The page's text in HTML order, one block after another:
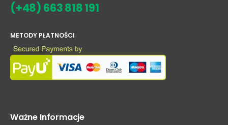
(+48) 663 818 191
METODY PŁATNOŚCI
Ważne Informacje